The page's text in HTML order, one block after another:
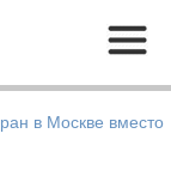
Меню
в Москве вместо